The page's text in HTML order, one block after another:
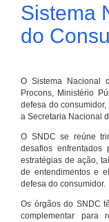
Sistema
do
O Sistema Nacional
Procons, Ministério
defesa do
a Secretaria Nacional
O SNDC se reúne
desafios
estratégias de ação,
de entendimentos e
defesa do consumidor.
Os órgãos do SNDC
complementar para